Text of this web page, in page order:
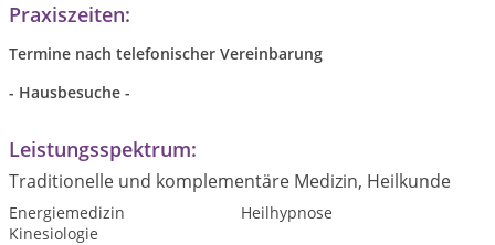
Praxiszeiten:
Termine nach telefonischer Vereinbarung
- Hausbesuche -
Leistungsspektrum:
Traditionelle und komplementäre Medizin, Heilkunde
Energiemedizin
Heilhypnose
Kinesiologie